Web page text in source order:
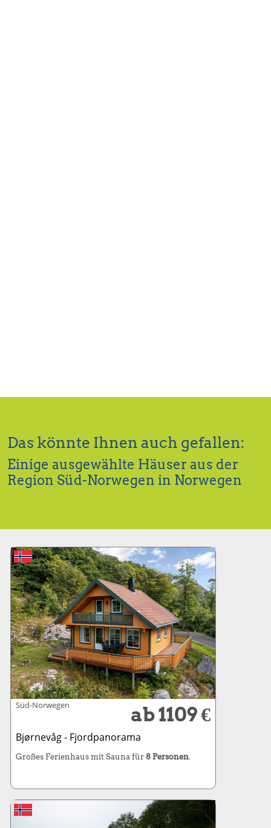
Das könnte Ihnen auch gefallen:
Einige ausgewählte Häuser aus der
Region Süd-Norwegen in Norwegen
Süd-Norwegen ab 1109 €
Bjørnevåg - Fjordpanorama
Großes Ferienhaus mit Sauna für 8 Personen.